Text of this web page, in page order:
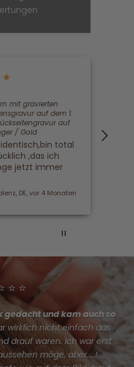
mit gravierten
auf dem 1.
auf
/ Gold
total
,das ich
DE, vor 4 Monaten
gedacht und kam auch so
wirklich nicht einfach das
drauf waren. Ich war erst
möge, aber…..!